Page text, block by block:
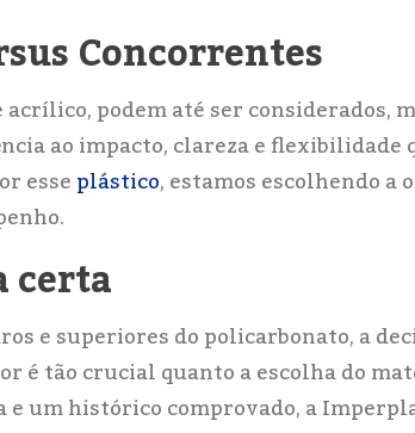
Concorrentes
podem até ser considerados,
ao impacto, clareza e flexibilidade
esseplástico, estamos escolhendo a
certa
e superiores do policarbonato, a
é tão crucial quanto a escolha do
e um histórico comprovado, a